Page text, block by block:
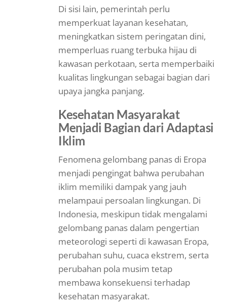
Di sisi lain, pemerintah perlu
memperkuat layanan kesehatan,
meningkatkan sistem peringatan dini,
memperluas ruang terbuka hijau di
kawasan perkotaan, serta memperbaiki
kualitas lingkungan sebagai bagian dari
upaya jangka panjang.
Kesehatan Masyarakat
Menjadi Bagian dari Adaptasi
Iklim
Fenomena gelombang panas di Eropa
menjadi pengingat bahwa perubahan
iklim memiliki dampak yang jauh
melampaui persoalan lingkungan. Di
Indonesia, meskipun tidak mengalami
gelombang panas dalam pengertian
meteorologi seperti di kawasan Eropa,
perubahan suhu, cuaca ekstrem, serta
perubahan pola musim tetap
membawa konsekuensi terhadap
kesehatan masyarakat.